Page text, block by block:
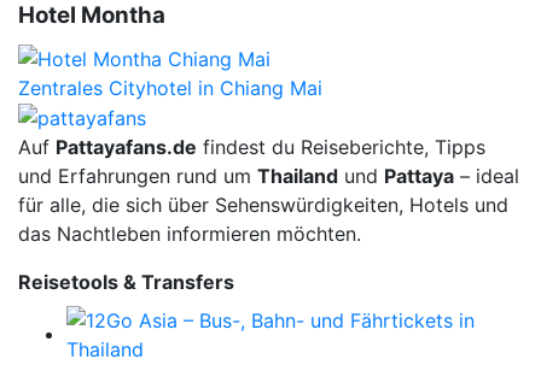
Hotel Montha
Zentrales Cityhotel in Chiang Mai
Auf Pattayafans.de findest du Reiseberichte, Tipps
und Erfahrungen rund um Thailand und Pattaya – ideal
für alle, die sich über Sehenswürdigkeiten, Hotels und
das Nachtleben informieren möchten.
Reisetools & Transfers